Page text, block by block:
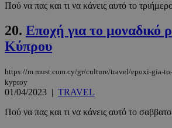
Πού να πας και τι να κάνεις αυτό το
20. Εποχή για το μοναδικό
Κύπρου
https://m.must.com.cy/gr/culture/travel/epoxi-gia-
kyproy
01/04/2023 | TRAVEL
Πού να πας και τι να κάνεις αυτό το
LangCookie
CookieScriptConsent